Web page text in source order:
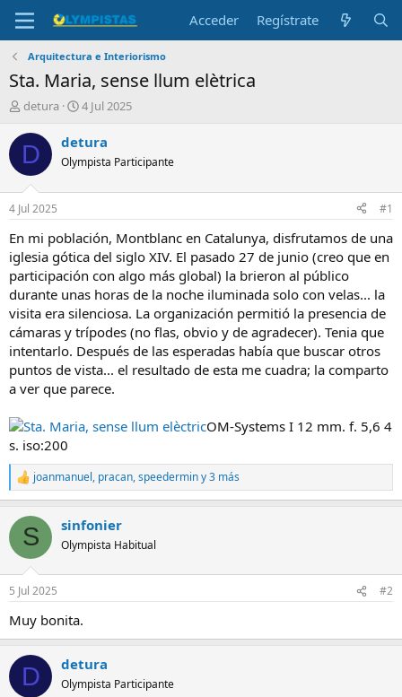
Acceder Regístrate
Arquitectura e Interiorismo
Sta. Maria, sense llum elètrica
I
i
a
d
o
r
d
e
l
t
e
m
a
detura
F
c
a
i
n
c
i
o
4 Jul 2025
D detura
Olympista Participante
4 Jul 2025 #1
En mi población, Montblanc en Catalunya, disfrutamos de una
iglesia gótica del siglo XIV. El pasado 27 de junio (creo que en
participación con algo más global) la brieron al público
durante unas horas de la noche iluminada solo con velas... la
visita era silenciosa. La organización permitió la presencia de
cámaras y trípodes (no flas, obvio y de agradecer). Tenia que
intentarlo. Después de las esperadas había que buscar otros
puntos de vista... el resultado de esta me cuadra; la comparto
a ver que parece.
OM-Systems I 12 mm. f. 5,6 4
s. iso:200
R
e
c
i
e
:
joanmanuel, pracan,speederminy 3 más
S sinfonier
Olympista Habitual
5 Jul 2025 #2
Muy bonita.
D detura
Olympista Participante